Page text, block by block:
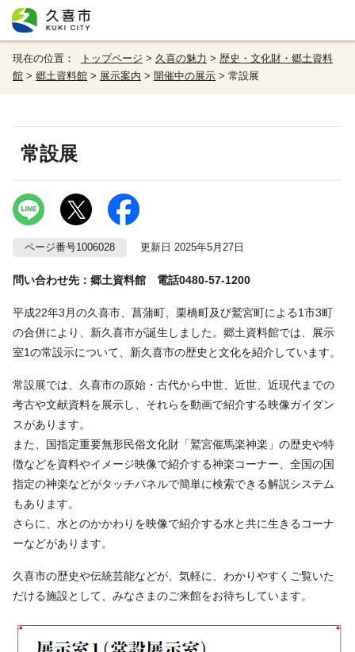
現在の位置： トップページ > 久喜の魅力 > 歴史・文化財・郷土資料
館 > 郷土資料館 > 展示案内 > 開催中の展示 > 常設展
常設展
ページ番号1006028 更新日 2025年5月27日
問い合わせ先：郷土資料館 電話0480-57-1200
平成22年3月の久喜市、菖蒲町、栗橋町及び鷲宮町による1市3町
の合併により、新久喜市が誕生しました。郷土資料館では、展示
室1の常設示について、新久喜市の歴史と文化を紹介しています。
常設展では、久喜市の原始・古代から中世、近世、近現代までの
考古や文献資料を展示し、それらを動画で紹介する映像ガイダン
スがあります。
また、国指定重要無形民俗文化財「鷲宮催馬楽神楽」の歴史や特
徴などを資料やイメージ映像で紹介する神楽コーナー、全国の国
指定の神楽などがタッチパネルで簡単に検索できる解説システム
もあります。
さらに、水とのかかわりを映像で紹介する水と共に生きるコーナ
ーなどがあります。
久喜市の歴史や伝統芸能などが、気軽に、わかりやすくご覧いた
だける施設として、みなさまのご来館をお待ちしています。